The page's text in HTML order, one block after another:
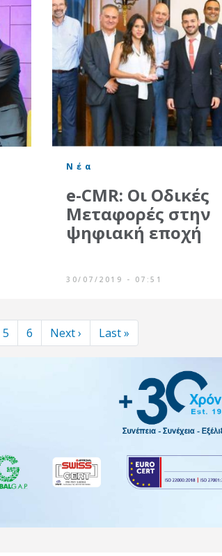
Νέα
e-CMR: Οι Οδικές
Μεταφορές στην
ψηφιακή εποχή
30/07/2019 - 07:51
5 6 Next › Next page
Last »